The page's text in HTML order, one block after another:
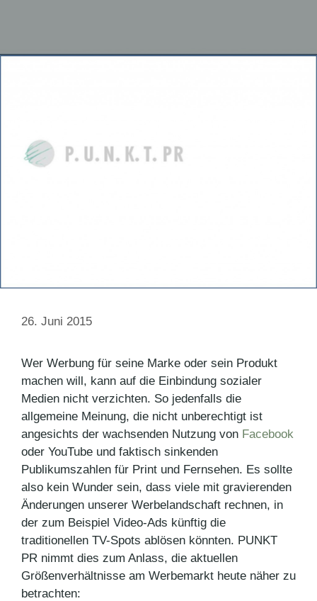
26. Juni 2015
Wer Werbung für seine Marke oder sein Produkt
machen will, kann auf die Einbindung sozialer
Medien nicht verzichten. So jedenfalls die
allgemeine Meinung, die nicht unberechtigt ist
angesichts der wachsenden Nutzung von Facebook
oder YouTube und faktisch sinkenden
Publikumszahlen für Print und Fernsehen. Es sollte
also kein Wunder sein, dass viele mit gravierenden
Änderungen unserer Werbelandschaft rechnen, in
der zum Beispiel Video-Ads künftig die
traditionellen TV-Spots ablösen könnten. PUNKT
PR nimmt dies zum Anlass, die aktuellen
Größenverhältnisse am Werbemarkt heute näher zu
betrachten: